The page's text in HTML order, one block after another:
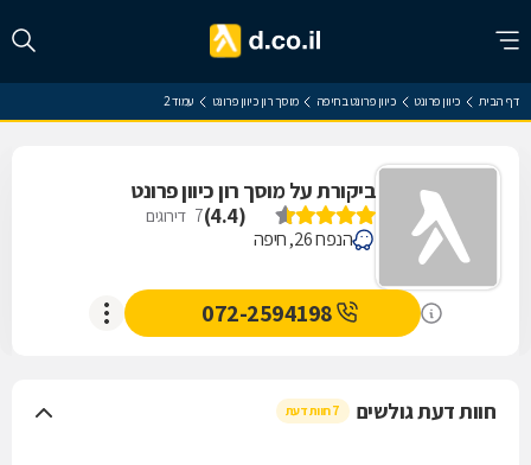
דף הבית כיוון פרונט כיוון פרונט בחיפה מוסך רון כיוון פרונט עמוד 2
ביקורת על מוסך רון כיוון פרונט
(
4.4
)
7 דירוגים
הנפח 26, חיפה
072-2594198
חוות דעת גולשים 7 חוות דעת